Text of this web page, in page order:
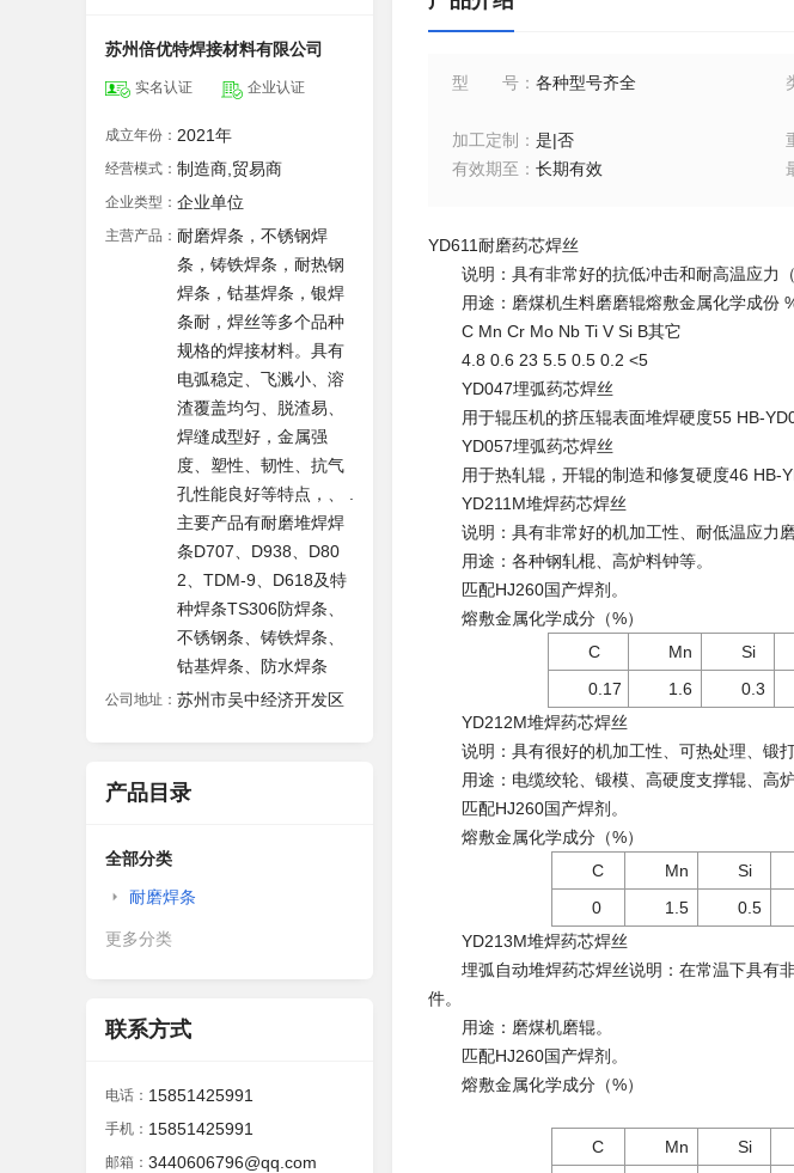
苏州倍优特焊接材料有限公司
实名认证 企业认证
成立年份： 2021年
经营模式： 制造商,贸易商
企业类型： 企业单位
主营产品： 耐磨焊条，不锈钢焊
条，铸铁焊条，耐热钢
焊条，钴基焊条，银焊
条耐，焊丝等多个品种
规格的焊接材料。具有
电弧稳定、飞溅小、溶
渣覆盖均匀、脱渣易、
焊缝成型好，金属强
度、塑性、韧性、抗气
孔性能良好等特点，、 .
主要产品有耐磨堆焊焊
条D707、D938、D80
2、TDM-9、D618及特
种焊条TS306防焊条、
不锈钢条、铸铁焊条、
钴基焊条、防水焊条
公司地址： 苏州市吴中经济开发区
产品目录
全部分类
耐磨焊条
更多分类
联系方式
电话： 15851425991
手机： 15851425991
邮箱： 3440606796@qq.com
型号 ： 各种型号齐全
加工定制
： 是|否
有效期至 ： 长期有效
YD611耐磨药芯焊丝
说明：具有非常好的抗低冲击和耐高温应力（
用途：磨煤机生料磨磨辊熔敷金属化学成份
C Mn Cr Mo Nb Ti V Si B其它
4.8 0.6 23 5.5 0.5 0.2 <5
YD047埋弧药芯焊丝
用于辊压机的挤压辊表面堆焊硬度55 HB-
YD057埋弧药芯焊丝
用于热轧辊，开辊的制造和修复硬度46 HB-
YD211M堆焊药芯焊丝
说明：具有非常好的机加工性、耐低温应力磨
用途：各种钢轧棍、高炉料钟等。
匹配HJ260国产焊剂。
熔敷金属化学成分（%）
C
Mn Si
0.17
1.6 0.3
YD212M堆焊药芯焊丝
说明：具有很好的机加工性、可热处理、锻打
用途：电缆绞轮、锻模、高硬度支撑辊、高炉
匹配HJ260国产焊剂。
熔敷金属化学成分（%）
C
Mn Si
0
1.5 0.5
YD213M堆焊药芯焊丝
埋弧自动堆焊药芯焊丝说明：在常温下具有非
件。
用途：磨煤机磨辊。
匹配HJ260国产焊剂。
熔敷金属化学成分（%）
C Mn Si